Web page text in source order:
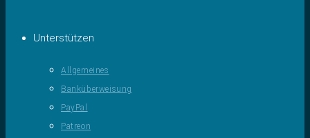
Unterstützen
Allgemeines
Banküberweisung
PayPal
Patreon